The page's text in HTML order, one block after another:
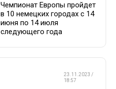
Чемпионат Европы пройдет
в 10 немецких городах с 14
июня по 14 июля
следующего года
23.11.2023 /
18:57